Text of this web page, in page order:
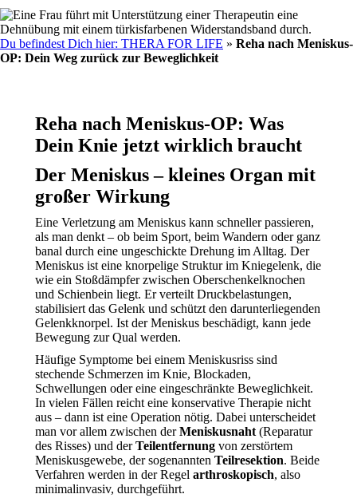
Du befindest Dich hier: THERA FOR LIFE » Reha nach Meniskus-
OP: Dein Weg zurück zur Beweglichkeit
Reha nach Meniskus-OP: Was
Dein Knie jetzt wirklich braucht
Der Meniskus – kleines Organ mit
großer Wirkung
Eine Verletzung am Meniskus kann schneller passieren,
als man denkt – ob beim Sport, beim Wandern oder ganz
banal durch eine ungeschickte Drehung im Alltag. Der
Meniskus ist eine knorpelige Struktur im Kniegelenk, die
wie ein Stoßdämpfer zwischen Oberschenkelknochen
und Schienbein liegt. Er verteilt Druckbelastungen,
stabilisiert das Gelenk und schützt den darunterliegenden
Gelenkknorpel. Ist der Meniskus beschädigt, kann jede
Bewegung zur Qual werden.
Häufige Symptome bei einem Meniskusriss sind
stechende Schmerzen im Knie, Blockaden,
Schwellungen oder eine eingeschränkte Beweglichkeit.
In vielen Fällen reicht eine konservative Therapie nicht
aus – dann ist eine Operation nötig. Dabei unterscheidet
man vor allem zwischen derMeniskusnaht (Reparatur
des Risses) und derTeilentfernung von zerstörtem
Meniskusgewebe, der sogenannten Teilresektion. Beide
Verfahren werden in der Regel arthroskopisch, also
minimalinvasiv, durchgeführt.